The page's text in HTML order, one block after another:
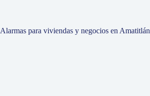
Alarmas para viviendas y negocios en Amatitlán